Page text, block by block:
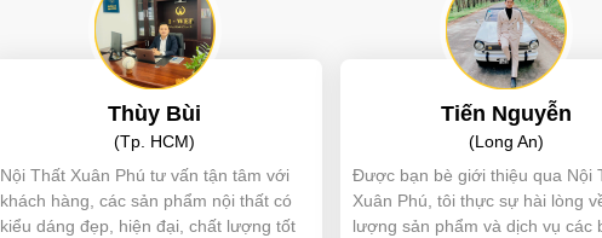
Thùy Bùi
(Tp. HCM)
Nội Thất Xuân Phú tư vấn tận tâm với
khách hàng, các sản phẩm nội thất có
kiểu dáng đẹp, hiện đại, chất lượng tốt
Tiến Nguyễn
(Long An)
Được bạn bè giới thiệu qua Nội
Xuân Phú, tôi thực sự hài lòng
lượng sản phẩm và dịch vụ các